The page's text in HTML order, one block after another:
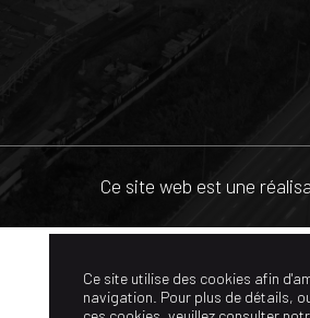
Ce site web est une
Ce site utilise des cookies afin
navigation. Pour plus de détails,